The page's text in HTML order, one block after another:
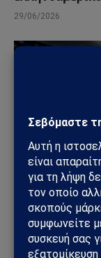
29/06/2026
ΚΌΣΜΟΣ
Μπλόκο της
Τραμπ για το